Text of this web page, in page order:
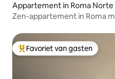
Appartement in Roma Norte
Zen-appartement in Roma
Topfavoriet van gasten
Favoriet van gasten